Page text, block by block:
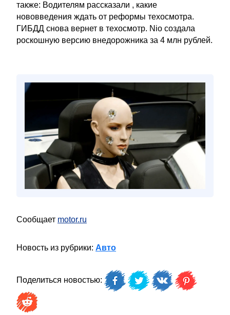
также: Водителям рассказали , какие
нововведения ждать от реформы техосмотра.
ГИБДД снова вернет в техосмотр. Nio создала
роскошную версию внедорожника за 4 млн рублей.
Сообщает motor.ru
Новость из рубрики: Авто
Поделиться новостью: